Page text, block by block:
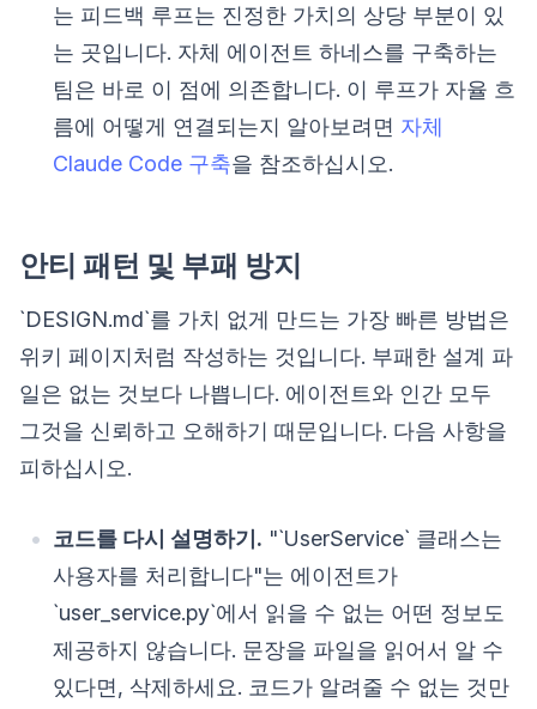
는 피드백 루프는 진정한 가치의 상당 부분이 있
는 곳입니다. 자체 에이전트 하네스를 구축하는
팀은 바로 이 점에 의존합니다. 이 루프가 자율 흐
름에 어떻게 연결되는지 알아보려면 자체
Claude Code 구축을 참조하십시오.
안티 패턴 및 부패 방지
`DESIGN.md`를 가치 없게 만드는 가장 빠른 방법은
위키 페이지처럼 작성하는 것입니다. 부패한 설계 파
일은 없는 것보다 나쁩니다. 에이전트와 인간 모두
그것을 신뢰하고 오해하기 때문입니다. 다음 사항을
피하십시오.
코드를 다시 설명하기. "`UserService` 클래스는
사용자를 처리합니다"는 에이전트가
`user_service.py`에서 읽을 수 없는 어떤 정보도
제공하지 않습니다. 문장을 파일을 읽어서 알 수
있다면, 삭제하세요. 코드가 알려줄 수 없는 것만